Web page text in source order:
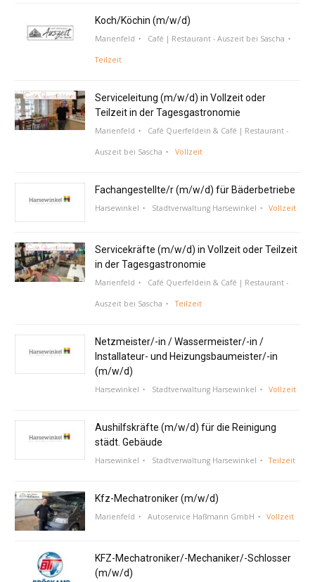
Koch/Köchin (m/w/d)
Marienfeld Café | Restaurant - Auszeit bei Sascha
Teilzeit
Serviceleitung (m/w/d) in Vollzeit oder
Teilzeit in der Tagesgastronomie
Marienfeld Café Querfeldein & Café | Restaurant -
Auszeit bei Sascha Vollzeit
Fachangestellte/r (m/w/d) für Bäderbetriebe
Harsewinkel Stadtverwaltung Harsewinkel Vollzeit
Servicekräfte (m/w/d) in Vollzeit oder Teilzeit
in der Tagesgastronomie
Marienfeld Café Querfeldein & Café | Restaurant -
Auszeit bei Sascha Teilzeit
Netzmeister/-in / Wassermeister/-in /
Installateur- und Heizungsbaumeister/-in
(m/w/d)
Harsewinkel Stadtverwaltung Harsewinkel Vollzeit
Aushilfskräfte (m/w/d) für die Reinigung
städt. Gebäude
Harsewinkel Stadtverwaltung Harsewinkel Teilzeit
Kfz-Mechatroniker (m/w/d)
Marienfeld Autoservice Haßmann GmbH Vollzeit
KFZ-Mechatroniker/-Mechaniker/-Schlosser
(m/w/d)